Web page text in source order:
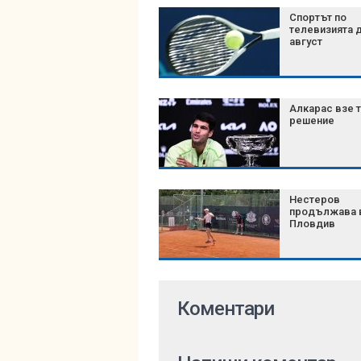
Спортът по
телевизията
август
Алкарас взе
решение
Нестеров
продължава
Пловдив
Коментари